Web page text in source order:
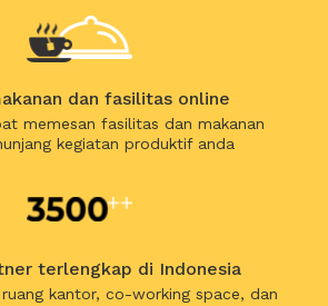
dan fasilitas online
memesan fasilitas dan makanan
kegiatan produktif anda
terlengkap di Indonesia
kantor, co-working space, dan